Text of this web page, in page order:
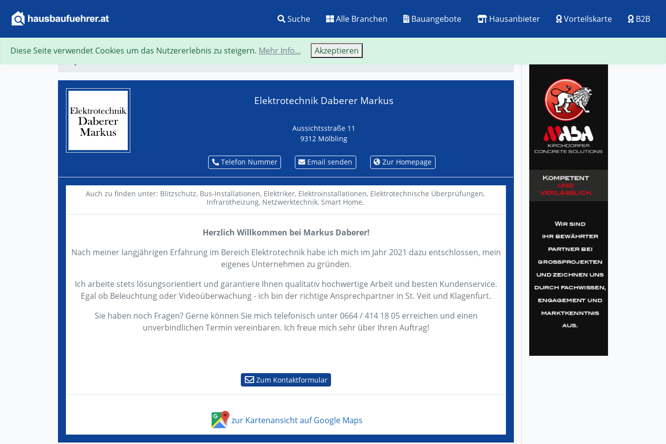
Suche Alle Branchen Bauangebote Hausanbieter Vorteilskarte B2B
Elektrotechnik Daberer Markus
Aussichtsstraße 11
9312 Mölbling
Telefon Nummer Email senden Zur Homepage
Auch zu finden unter: Blitzschutz, Bus-Installationen, Elektriker, Elektroinstallationen, Elektrotechnische Überprüfungen,
Infrarotheizung, Netzwerktechnik, Smart Home,
Herzlich Willkommen bei Markus Daberer!
Nach meiner langjährigen Erfahrung im Bereich Elektrotechnik habe ich mich im Jahr 2021 dazu entschlossen, mein
eigenes Unternehmen zu gründen.
Ich arbeite stets lösungsorientiert und garantiere Ihnen qualitativ hochwertige Arbeit und besten Kundenservice.
Egal ob Beleuchtung oder Videoüberwachung - ich bin der richtige Ansprechpartner in St. Veit und Klagenfurt.
Sie haben noch Fragen? Gerne können Sie mich telefonisch unter 0664 / 414 18 05 erreichen und einen
unverbindlichen Termin vereinbaren. Ich freue mich sehr über Ihren Auftrag!
Zum Kontaktformular
zur Kartenansicht auf Google Maps
Diese Seite verwendet Cookies um das Nutzererlebnis zu steigern. Mehr Info... Akzeptieren